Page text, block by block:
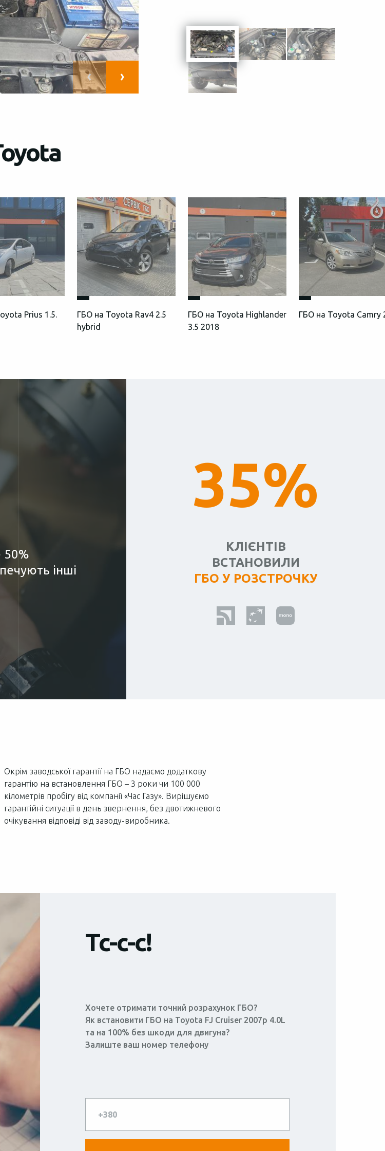
Prius 1.5.
ГБО на Toyota Rav4 2.5
hybrid
ГБО на Toyota Highlander
3.5 2018
ГБО на Toyota Camry
50%
інші
35%
КЛІЄНТІВ
ВСТАНОВИЛИ
ГБО У РОЗСТРОЧКУ
Окрім заводської гарантії на ГБО надаємо додаткову
гарантію на встановлення ГБО – 3 роки чи 100 000
кілометрів пробігу від компанії «Час Газу». Вирішуємо
гарантійні ситуації в день звернення, без двотижневого
очікування відповіді від заводу-виробника.
Тс-с-с!
Хочете отримати точний розрахунок ГБО?
Як встановити ГБО на Toyota FJ Cruiser 2007р 4.0L
та на 100% без шкоди для двигуна?
Залиште ваш номер телефону